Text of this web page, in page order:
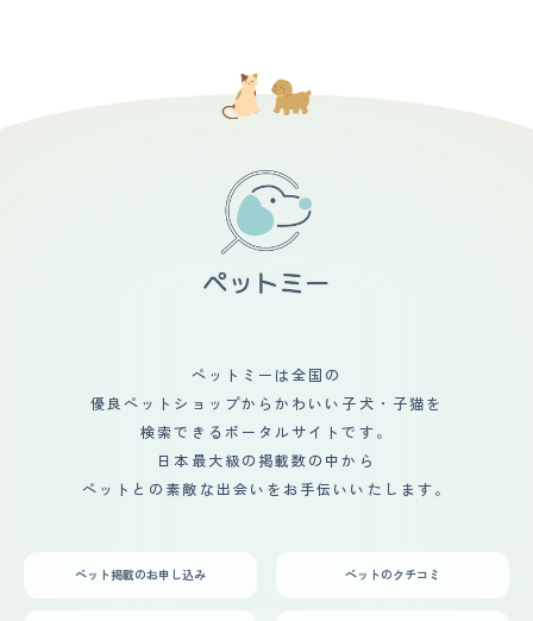
ペットミーは全国の
優良ペットショップからかわいい子犬・子猫を
検索できるポータルサイトです。
日本最大級の掲載数の中から
ペットとの素敵な出会いをお手伝いいたします。
ペット掲載のお申し込み ペットのクチコミ